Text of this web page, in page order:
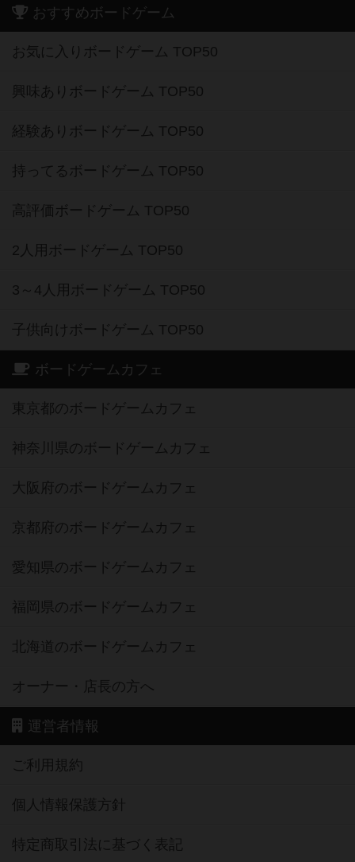
おすすめボードゲーム
お気に入りボードゲーム TOP50
興味ありボードゲーム TOP50
経験ありボードゲーム TOP50
持ってるボードゲーム TOP50
高評価ボードゲーム TOP50
2人用ボードゲーム TOP50
3～4人用ボードゲーム TOP50
子供向けボードゲーム TOP50
ボードゲームカフェ
東京都のボードゲームカフェ
神奈川県のボードゲームカフェ
大阪府のボードゲームカフェ
京都府のボードゲームカフェ
愛知県のボードゲームカフェ
福岡県のボードゲームカフェ
北海道のボードゲームカフェ
オーナー・店長の方へ
運営者情報
ご利用規約
個人情報保護方針
特定商取引法に基づく表記